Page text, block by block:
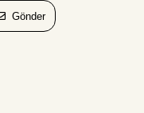
Gönder